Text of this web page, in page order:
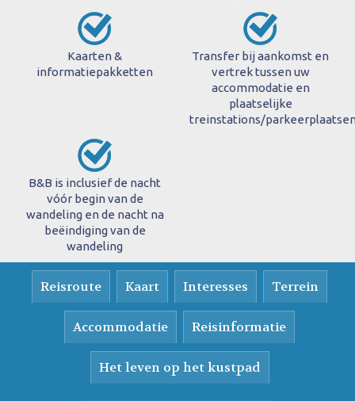
Kaarten &
informatiepakketten
Transfer bij aankomst en
vertrek tussen uw
accommodatie en
plaatselijke
treinstations/
B&B is inclusief de nacht
vóór begin van de
wandeling en de nacht na
beëindiging van de
wandeling
Reisroute Kaart Interesses Terrein
Accommodatie Reisinformatie
Het leven op het kustpad